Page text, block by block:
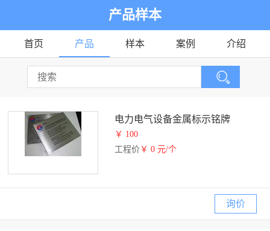
产品样本
首页 产品 样本 案例 介绍
电力电气设备金属标示铭牌
￥ 100
工程价 ￥ 0 元/个
询价